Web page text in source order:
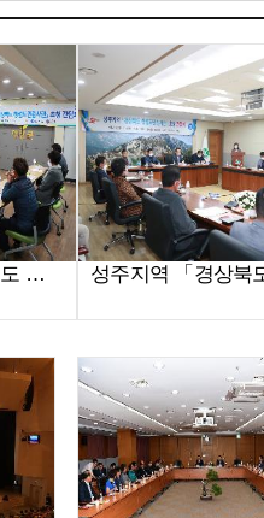
영양지역 「경상북도 청렴도민감사관」 초청 간담회(2020.11.10.)